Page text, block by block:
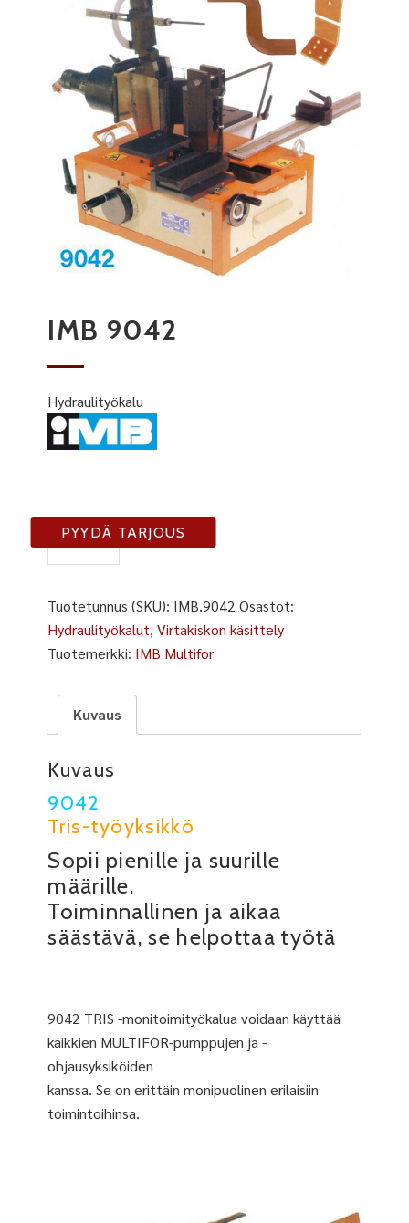
IMB 9042
Hydraulityökalu
IMB
9042
PYYDÄ TARJOUS
Tuotetunnus (SKU): IMB.9042 Osastot:
Hydraulityökalut,Virtakiskon käsittely
Tuotemerkki: IMB Multifor
Kuvaus
Kuvaus
9042
Tris-työyksikkö
Sopii pienille ja suurille
määrille.
Toiminnallinen ja aikaa
säästävä, se helpottaa työtä
9042 TRIS -monitoimityökalua voidaan käyttää
kaikkien MULTIFOR-pumppujen ja -
ohjausyksiköiden
kanssa. Se on erittäin monipuolinen erilaisiin
toimintoihinsa.